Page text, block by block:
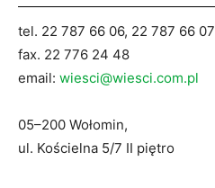
tel. 22 787 66 06, 22 787 66 07
fax. 22 776 24 48
email: wiesci@wiesci.com.pl
05–200 Wołomin,
ul. Kościelna 5/7 II piętro